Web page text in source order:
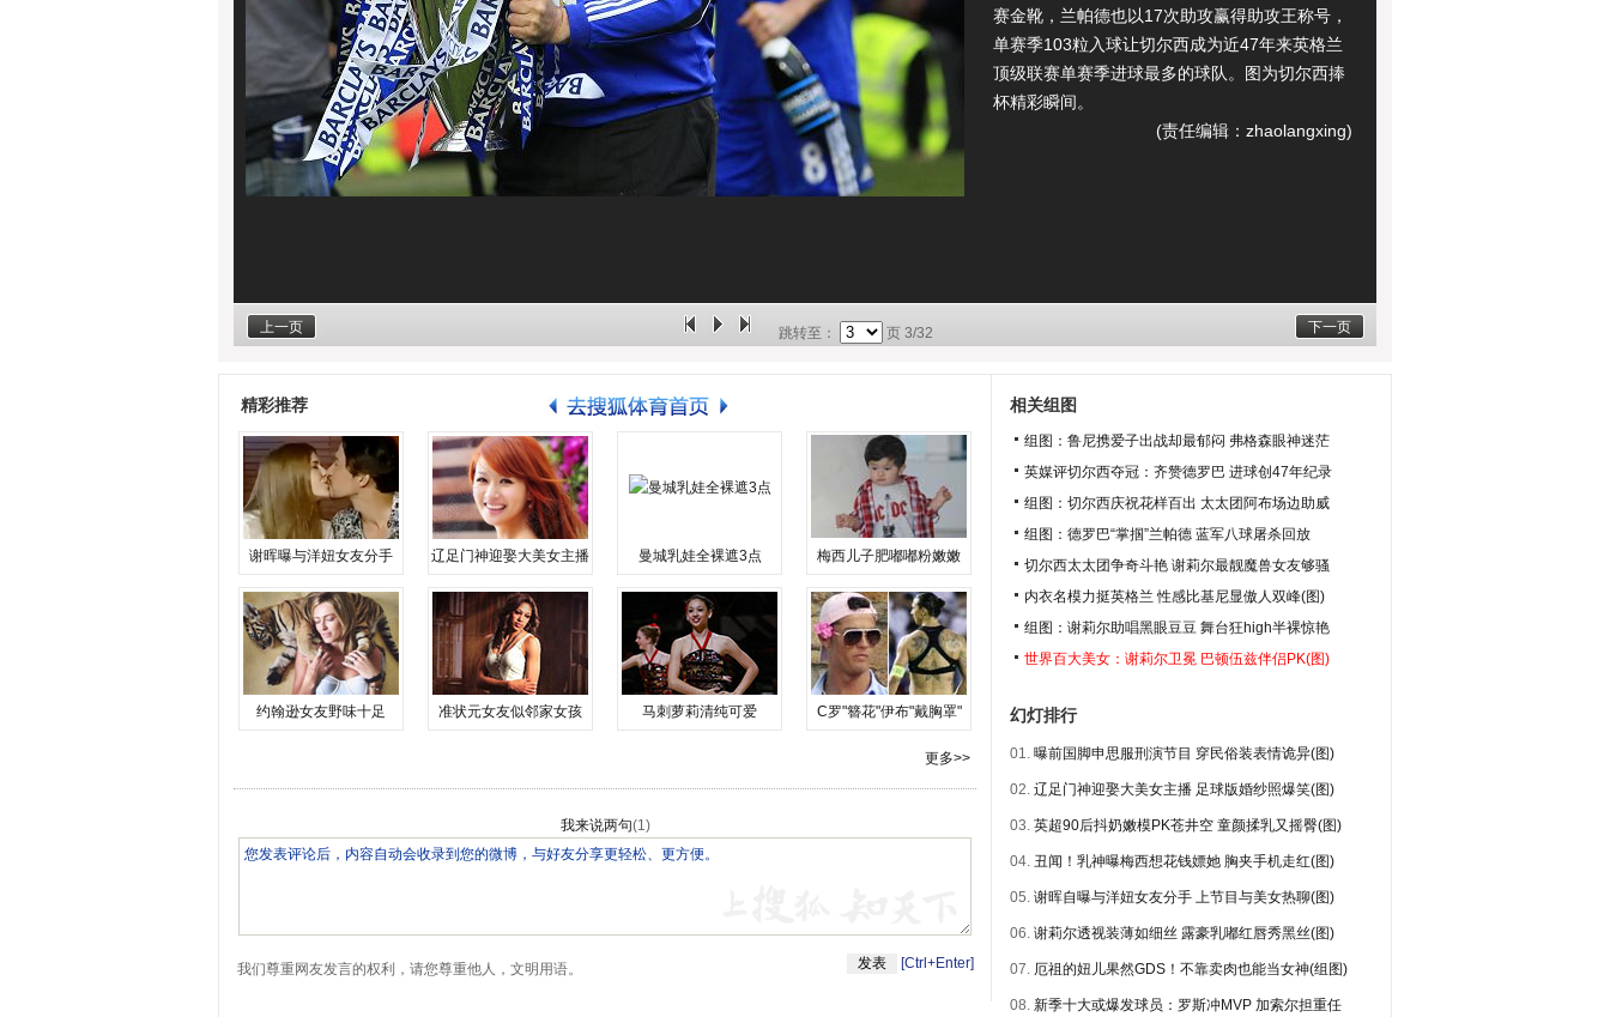
赛金靴，兰帕德也以17次助攻赢得助攻王称号，
单赛季103粒入球让切尔西成为近47年来英格兰
顶级联赛单赛季进球最多的球队。图为切尔西捧
杯精彩瞬间。
(责任编辑：zhaolangxing)
上一页 下一页
跳转至： 页 3/32
精彩推荐
谢晖曝与洋妞女友分手 辽足门神迎娶大美女主播 曼城乳娃全裸遮3点 梅西儿子肥嘟嘟粉嫩嫩
约翰逊女友野味十足 准状元女友似邻家女孩 马刺萝莉清纯可爱 C罗"簪花"伊布"戴胸罩"
更多>>
我来说两句(1)
我们尊重网友发言的权利，请您尊重他人，文明用语。 [Ctrl+Enter]
相关组图
组图：鲁尼携爱子出战却最郁闷 弗格森眼神迷茫
英媒评切尔西夺冠：齐赞德罗巴 进球创47年纪录
组图：切尔西庆祝花样百出 太太团阿布场边助威
组图：德罗巴“掌掴”兰帕德 蓝军八球屠杀回放
切尔西太太团争奇斗艳 谢莉尔最靓魔兽女友够骚
内衣名模力挺英格兰 性感比基尼显傲人双峰(图)
组图：谢莉尔助唱黑眼豆豆 舞台狂high半裸惊艳
世界百大美女：谢莉尔卫冕 巴顿伍兹伴侣PK(图)
幻灯排行
01. 曝前国脚申思服刑演节目 穿民俗装表情诡异(图)
02. 辽足门神迎娶大美女主播 足球版婚纱照爆笑(图)
03. 英超90后抖奶嫩模PK苍井空 童颜揉乳又摇臀(图)
04. 丑闻！乳神曝梅西想花钱嫖她 胸夹手机走红(图)
05. 谢晖自曝与洋妞女友分手 上节目与美女热聊(图)
06. 谢莉尔透视装薄如细丝 露豪乳嘟红唇秀黑丝(图)
07. 厄祖的妞儿果然GDS！不靠卖肉也能当女神(组图)
08. 新季十大或爆发球员：罗斯冲MVP 加索尔担重任